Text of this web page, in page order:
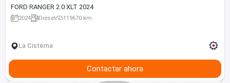
FORD RANGER 2.0 XLT 2024
2024 Diesel 119670 km
La Cisterna
Contactar ahora